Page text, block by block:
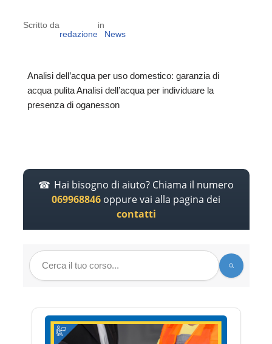
Scritto da
redazione
in
News
Analisi dell’acqua per uso domestico: garanzia di
acqua pulita Analisi dell’acqua per individuare la
presenza di oganesson
Hai bisogno di aiuto? Chiama il numero
069968846 oppure vai alla pagina dei
contatti